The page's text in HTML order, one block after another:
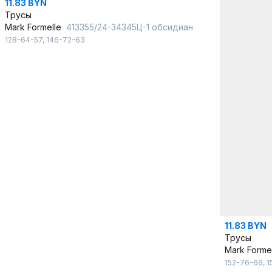
11.83 BYN
Трусы
Mark Formelle 413355/24-34345Ц-1 обсидиан
128-64-57, 146-72-63
11.83 BYN
Трусы
Mark
152-76-66,